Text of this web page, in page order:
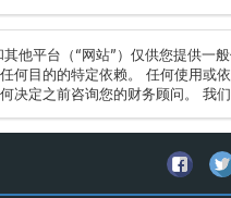
他平台（“网站”）仅供您提供
目的的特定依赖。 任何使用
定之前咨询您的财务顾问。 我